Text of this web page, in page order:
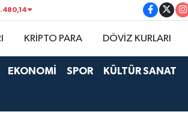
KRİPTO PARA DÖVİZ KURLARI
EKONOMİ SPOR KÜLTÜR SANAT